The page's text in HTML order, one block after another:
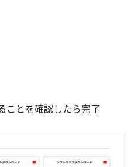
ことを確認したら完了